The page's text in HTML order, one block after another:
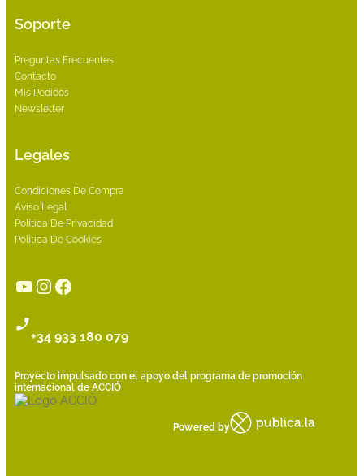
Soporte
Preguntas Frecuentes
Contacto
Mis Pedidos
Newsletter
Legales
Condiciones De Compra
Aviso Legal
Política De Privacidad
Política De Cookies
YouTube
Instagram
Facebook
+34 933 180 079
Proyecto impulsado con el apoyo del programa de promoción
internacional de ACCIÓ
Powered by